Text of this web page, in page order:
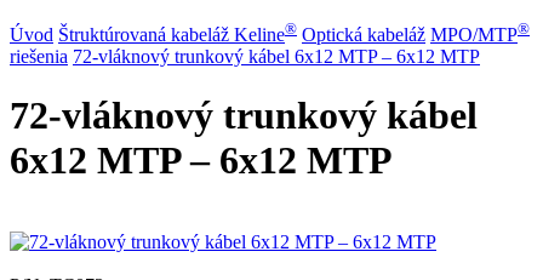
Úvod Štruktúrovaná kabeláž Keline® Optická kabeláž MPO/MTP®
riešenia 72-vláknový trunkový kábel 6x12 MTP – 6x12 MTP
72-vláknový trunkový kábel
6x12 MTP – 6x12 MTP